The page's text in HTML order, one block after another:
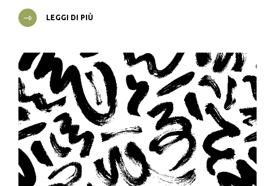
LEGGI DI PIÙ